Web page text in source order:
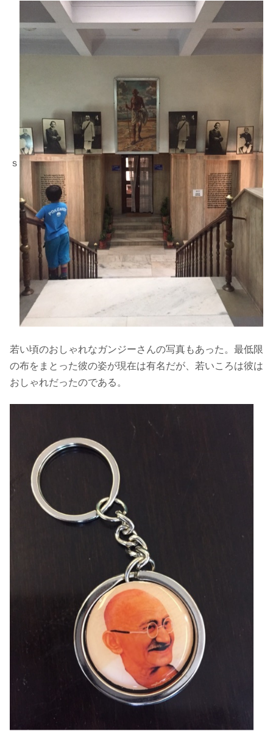
ｓ
若い頃のおしゃれなガンジーさんの写真もあった。最低限
の布をまとった彼の姿が現在は有名だが、若いころは彼は
おしゃれだったのである。